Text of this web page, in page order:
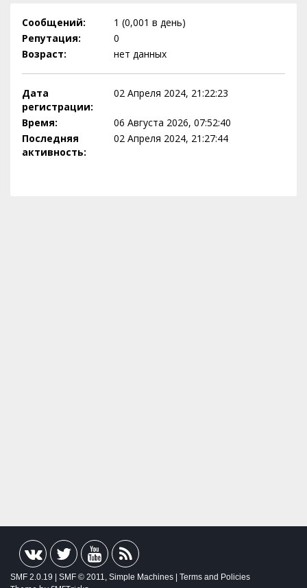
Сообщений:
1 (0,001 в день)
Репутация:
0
Возраст:
нет данных
Дата
регистрации:
02 Апреля 2024, 21:22:23
Время:
06 Августа 2026, 07:52:40
Последняя
активность:
02 Апреля 2024, 21:27:44
SMF 2.0.19 SMF © 2011, Simple Machines Terms and Policies